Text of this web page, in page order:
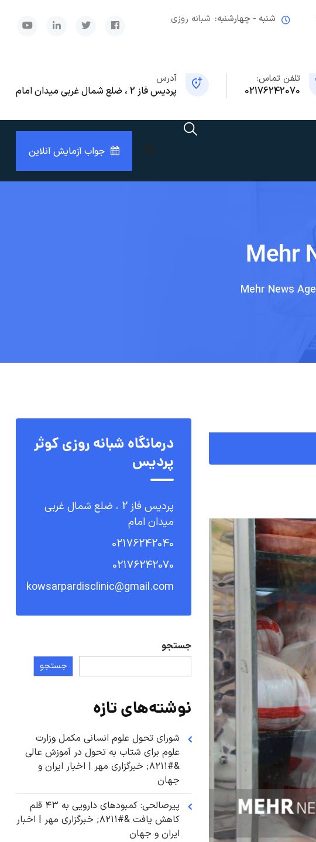
شنبه - چهارشنبه:شبانه روزی
تلفن تماس:
02176242070
آدرس
پردیس فاز 2 ، ضلع شمال غربی میدان امام
جواب آزمایش آنلاین
درمانگاه شبانه روزی کوثر
پردیس
پردیس فاز 2 ، ضلع شمال غربی
میدان امام
02176242040
02176242070
kowsarpardisclinic@gmail.com
جستجو
جستجو
نوشته‌های تازه
شورای تحول علوم انسانی مکمل وزارت
علوم برای شتاب به تحول در آموزش عالی
&#۸۲۱۱; خبرگزاری مهر | اخبار ایران و
جهان
پیرصالحی: کمبودهای دارویی به ۴۳ قلم
کاهش یافت &#۸۲۱۱; خبرگزاری مهر | اخبار
ایران و جهان